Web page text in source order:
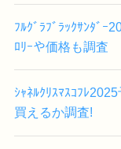
ﾌﾙｸﾞﾗﾌﾞﾗｯｸｻﾝﾀﾞｰ
ﾛﾘｰや価格も調査
ｼｬﾈﾙｸﾘｽﾏｽｺﾌﾚ
買えるか調査!